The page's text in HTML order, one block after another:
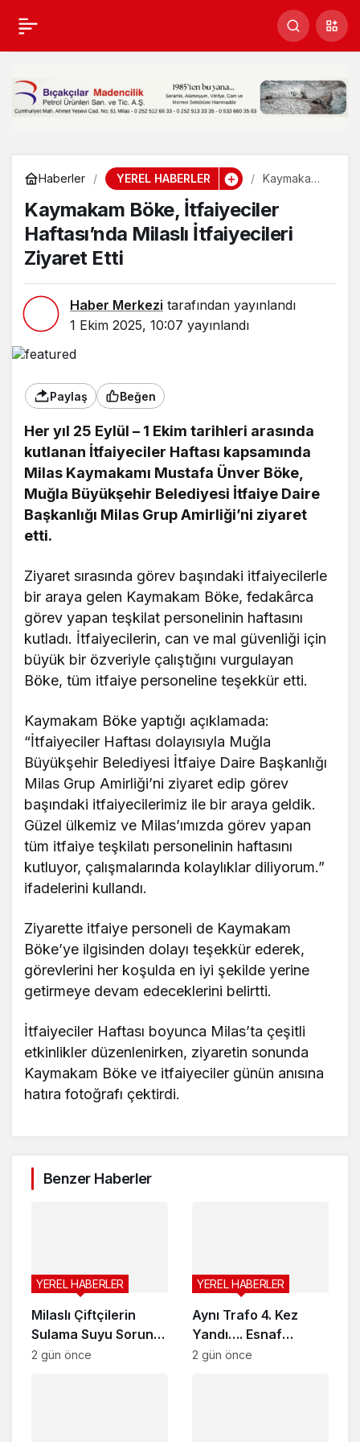
Haberler YEREL HABERLER
Kaymakam
İtfaiyeciler
Haftası’nda
Milaslı
Kaymakam Böke, İtfaiyeciler
Haftası’nda Milaslı İtfaiyecileri
Ziyaret Etti
Haber Merkezi tarafından yayınlandı
1 Ekim 2025, 10:07 yayınlandı
Paylaş Beğen
Her yıl 25 Eylül – 1 Ekim tarihleri arasında
kutlanan İtfaiyeciler Haftası kapsamında
Milas Kaymakamı Mustafa Ünver Böke,
Muğla Büyükşehir Belediyesi İtfaiye Daire
Başkanlığı Milas Grup Amirliği’ni ziyaret
etti.
Ziyaret sırasında görev başındaki itfaiyecilerle
bir araya gelen Kaymakam Böke, fedakârca
görev yapan teşkilat personelinin haftasını
kutladı. İtfaiyecilerin, can ve mal güvenliği için
büyük bir özveriyle çalıştığını vurgulayan
Böke, tüm itfaiye personeline teşekkür etti.
Kaymakam Böke yaptığı açıklamada:
“İtfaiyeciler Haftası dolayısıyla Muğla
Büyükşehir Belediyesi İtfaiye Daire Başkanlığı
Milas Grup Amirliği’ni ziyaret edip görev
başındaki itfaiyecilerimiz ile bir araya geldik.
Güzel ülkemiz ve Milas’ımızda görev yapan
tüm itfaiye teşkilatı personelinin haftasını
kutluyor, çalışmalarında kolaylıklar diliyorum.”
ifadelerini kullandı.
Ziyarette itfaiye personeli de Kaymakam
Böke’ye ilgisinden dolayı teşekkür ederek,
görevlerini her koşulda en iyi şekilde yerine
getirmeye devam edeceklerini belirtti.
İtfaiyeciler Haftası boyunca Milas’ta çeşitli
etkinlikler düzenlenirken, ziyaretin sonunda
Kaymakam Böke ve itfaiyeciler günün anısına
hatıra fotoğrafı çektirdi.
Kaymakam Böke,
Milaslı İtfaiyecileri
Paylaş
Benzer Haberler
Milaslı Çiftçilerin
Sulama Suyu Sorunu
Gündeme Taşındı:
YEREL HABERLER
2 gün önce
Aynı Trafo 4. Kez
Yandı…. Esnaf
İsyanda…
YEREL HABERLER
2 gün önce